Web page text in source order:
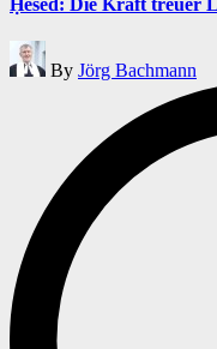
Posted
by
By Jörg Bachmann